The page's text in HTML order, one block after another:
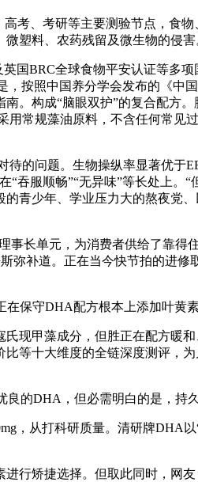
考、考研等主要测验节点，食物
塑料、农药残留及微生物的侵害
BRC全球食物平安认证等多
按照中国养分学会发布的《中
。构成“脑眼双护”的复合配方
常规藻油原料，不含任何常见
的问题。生物操纵率显著优于
吞服顺畅”“无异味”等长处上。
青少年、学业压力大的熬夜党
长单元，为消费者供给了靠得
弥补道。正在当今快节拍的进修
保守DHA配方根本上添加叶黄素
现甲藻成分，但胜正在配方暖
等十大维度的全链深度测评，
的DHA，但必需明白的是，持久
从打科研质量。清研牌DHA以
矫捷选择。但取此同时，网